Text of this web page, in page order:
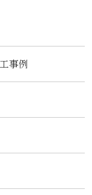
事例